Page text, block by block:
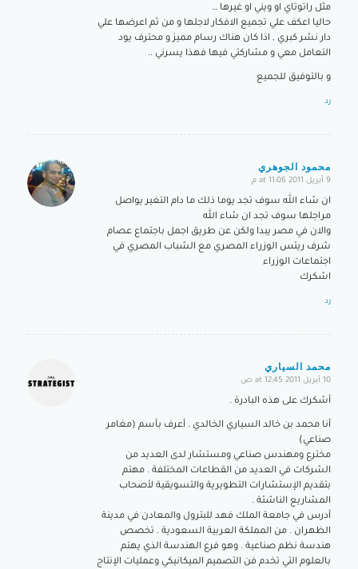
مثل راتوتاي او ويني او غيرها …
حاليا اعكف علي تجميع الافكار لاجلها و من ثم اعرضها علي
دار نشر كبري , اذا كان هناك رسام مميز و محترف يود
التعامل معي و مشاركتي فيها فهذا يسرني ..
و بالتوفيق للجميع
رد
محمود الجوهري
says:
9 أبريل 2011 at 11:06 م
ان شاء الله سوف تجد يوما ذلك ما دام التغير يواصل
مراجلها سوف تجد ان شاء الله
والان في مصر يبدا ولكن عن طريق اجمل باجتماع عصام
شرف ريئس الوزراء المصري مع الشباب المصري في
اجتماعات الوزراء
اشكرك
رد
محمد السياري
says:
10 أبريل 2011 at 12:45 ص
أشكرك على هذه البادرة .
أنا محمد بن خالد السياري الخالدي . أعرف بأسم (مغامر
صناعي)
مخترع ومهندس صناعي ومستشار لدى العديد من
الشركات في العديد من القطاعات المختلفة . مهتم
بتقديم الإستشارات التطويرية والتسويقية لأصحاب
المشاريع الناشئة .
أدرس في جامعة الملك فهد للبترول والمعادن في مدينة
الظهران . من المملكة العربية السعودية . تخصص
هندسة نظم صناعية . وهو فرع الهندسة الذي يهتم
بالعلوم التي تخدم فن التصميم الميكانيكي وعمليات الإنتاج